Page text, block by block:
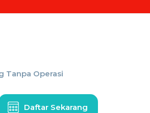
Tanpa Operasi
Daftar Sekarang